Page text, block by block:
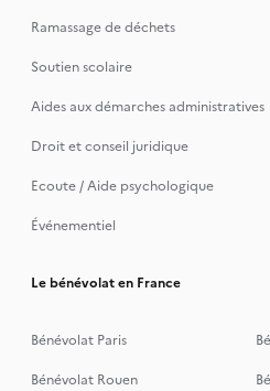
Ramassage de déchets
Soutien scolaire
Aides aux démarches administratives
Droit et conseil juridique
Ecoute / Aide psychologique
Événementiel
Le bénévolat en France
Bénévolat Paris
Bénévolat Rouen